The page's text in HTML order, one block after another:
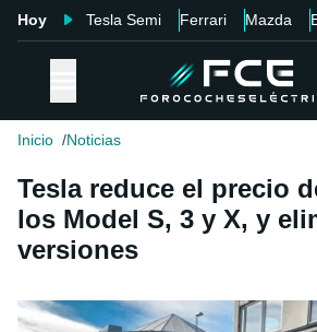
Hoy Tesla Semi Ferrari Mazda
Inicio Noticias
Tesla reduce el precio
los Model S, 3 y X, y
versiones